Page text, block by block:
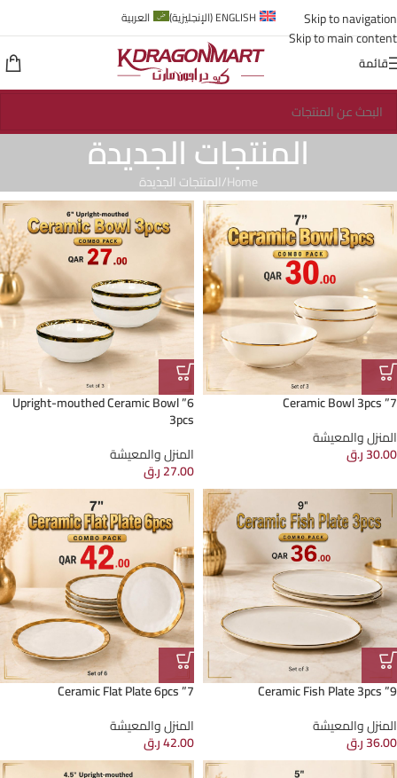
Skip to navigation
Skip to main content
ENGLISH
(الإنجليزية) العربية
قائمة
المنتجات الجديدة
Home المنتجات الجديدة
7” Ceramic Bowl 3pcs
المنزل والمعيشة
30.00ر.ق
6” Upright-mouthed Ceramic Bowl
3pcs
المنزل والمعيشة
27.00ر.ق
9” Ceramic Fish Plate 3pcs
المنزل والمعيشة
36.00ر.ق
7” Ceramic Flat Plate 6pcs
المنزل والمعيشة
42.00ر.ق